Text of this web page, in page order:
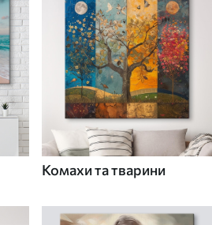
Комахи та тварини